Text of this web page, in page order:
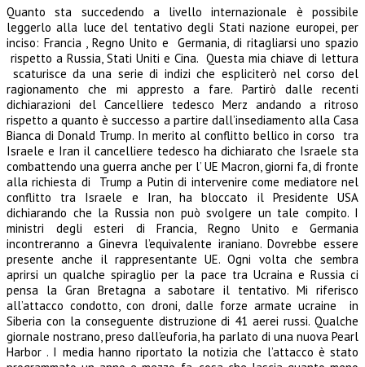
Quanto sta succedendo a livello internazionale è possibile
leggerlo alla luce del tentativo degli Stati nazione europei, per
inciso: Francia , Regno Unito e Germania, di ritagliarsi uno spazio
rispetto a Russia, Stati Uniti e Cina. Questa mia chiave di lettura
scaturisce da una serie di indizi che espliciterò nel corso del
ragionamento che mi appresto a fare. Partirò dalle recenti
dichiarazioni del Cancelliere tedesco Merz andando a ritroso
rispetto a quanto è successo a partire dall’insediamento alla Casa
Bianca di Donald Trump. In merito al conflitto bellico in corso tra
Israele e Iran il cancelliere tedesco ha dichiarato che Israele sta
combattendo una guerra anche per l’ UE Macron, giorni fa, di fronte
alla richiesta di Trump a Putin di intervenire come mediatore nel
conflitto tra Israele e Iran, ha bloccato il Presidente USA
dichiarando che la Russia non può svolgere un tale compito. I
ministri degli esteri di Francia, Regno Unito e Germania
incontreranno a Ginevra l’equivalente iraniano. Dovrebbe essere
presente anche il rappresentante UE. Ogni volta che sembra
aprirsi un qualche spiraglio per la pace tra Ucraina e Russia ci
pensa la Gran Bretagna a sabotare il tentativo. Mi riferisco
all’attacco condotto, con droni, dalle forze armate ucraine in
Siberia con la conseguente distruzione di 41 aerei russi. Qualche
giornale nostrano, preso dall’euforia, ha parlato di una nuova Pearl
Harbor . I media hanno riportato la notizia che l’attacco è stato